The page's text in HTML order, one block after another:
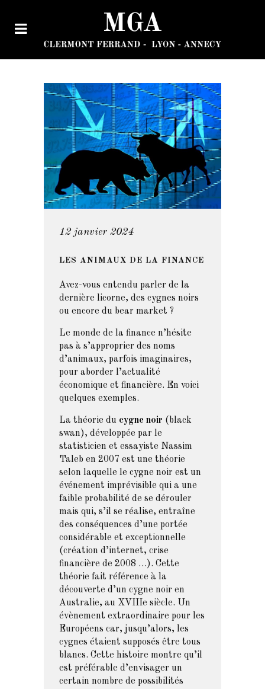
12 janvier 2024
LES ANIMAUX DE LA FINANCE
Avez-vous entendu parler de la
dernière licorne, des cygnes noirs
ou encore du bear market ?
Le monde de la finance n’hésite
pas à s’approprier des noms
d’animaux, parfois imaginaires,
pour aborder l’actualité
économique et financière. En voici
quelques exemples.
La théorie du cygne noir (black
swan), développée par le
statisticien et essayiste Nassim
Taleb en 2007 est une théorie
selon laquelle le cygne noir est un
événement imprévisible qui a une
faible probabilité de se dérouler
mais qui, s’il se réalise, entraîne
des conséquences d’une portée
considérable et exceptionnelle
(création d’internet, crise
financière de 2008 …). Cette
théorie fait référence à la
découverte d’un cygne noir en
Australie, au XVIIIe siècle. Un
évènement extraordinaire pour les
Européens car, jusqu’alors, les
cygnes étaient supposés être tous
blancs. Cette histoire montre qu’il
est préférable d’envisager un
certain nombre de possibilités